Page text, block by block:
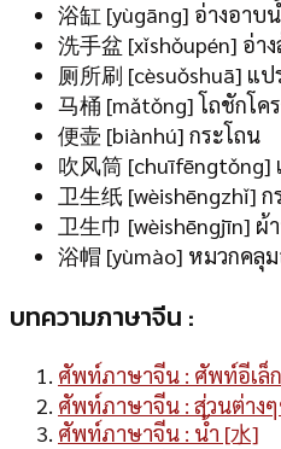
浴缸 [yùgāng] อ่างอาบ
洗手盆 [xǐshǒupén] อ่า
厕所刷 [cèsuǒshuā] แ
马桶 [mǎtǒng] โถชักโค
便壶 [biànhú] กระโถน
吹风筒 [chuīfēngtǒng]
卫生纸 [wèishēngzhǐ]
卫生巾 [wèishēngjīn] ผ้
浴帽 [yùmào] หมวกคลุ
บทความภาษาจีน :
ศัพท์ภาษาจีน : ศัพท์อีเล็
ศัพท์ภาษาจีน : ส่วนต่าง
ศัพท์ภาษาจีน : น้ำ [水]